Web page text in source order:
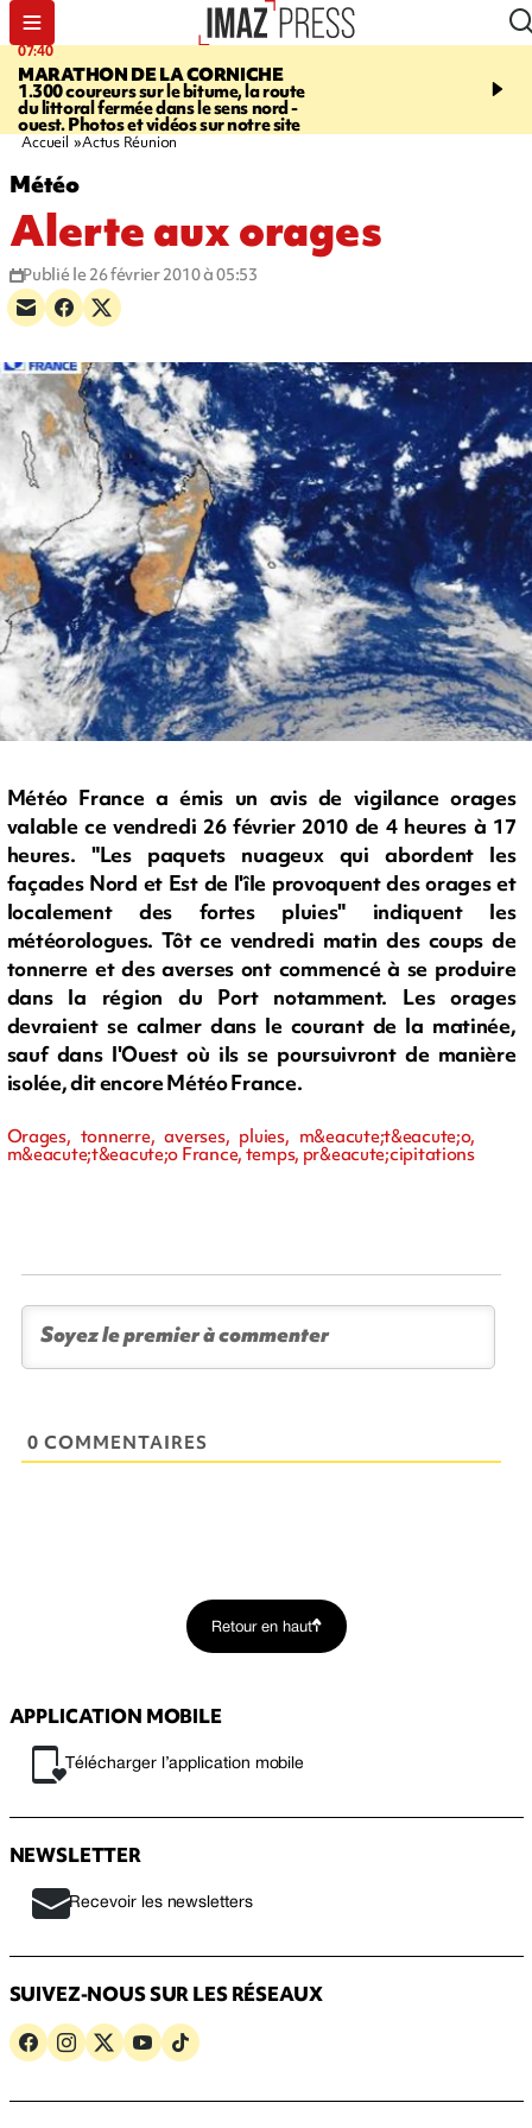
07:40
MARATHON DE LA CORNICHE
1.300 coureurs sur le bitume, la route
du littoral fermée dans le sens nord -
ouest. Photos et vidéos sur notre site
10:33
l’enfance - une
Accueil Actus Réunion
Météo
Alerte aux orages
Publié le 26 février 2010 à 05:53
Météo France a émis un avis de vigilance orages
valable ce vendredi 26 février 2010 de 4 heures à 17
heures. "Les paquets nuageux qui abordent les
façades Nord et Est de l'île provoquent des orages et
localement des fortes pluies" indiquent les
météorologues. Tôt ce vendredi matin des coups de
tonnerre et des averses ont commencé à se produire
dans la région du Port notamment. Les orages
devraient se calmer dans le courant de la matinée,
sauf dans l'Ouest où ils se poursuivront de manière
isolée, dit encore Météo France.
Orages, tonnerre, averses, pluies, m&eacute;t&eacute;o,
m&eacute;t&eacute;o France, temps, pr&eacute;cipitations
0 COMMENTAIRES
Retour en haut
APPLICATION MOBILE
Télécharger l’application mobile
NEWSLETTER
Recevoir les newsletters
SUIVEZ-NOUS SUR LES RÉSEAUX